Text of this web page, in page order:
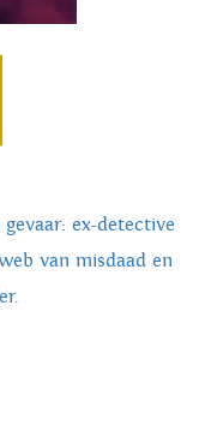
ex-detective
van misdaad en